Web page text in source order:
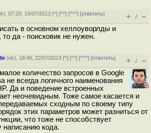
), 07:20, 15/07/2013 [^] [^^] [^^^] [ответить]
+ / –
в основном хеллоуворлды и
да - поисковик не нужен.
(ok), 18:46, 22/07/2013 [^] [^^] [^^^] [ответить]
+ / –
количество запросов в Google
не всегда логичного наименования
Да и поведение встроенных
неочевидным. Тоже самое касается и
сходным по своему типу
этих параметров может разниться от
что тоже не способствует
написанию кода.